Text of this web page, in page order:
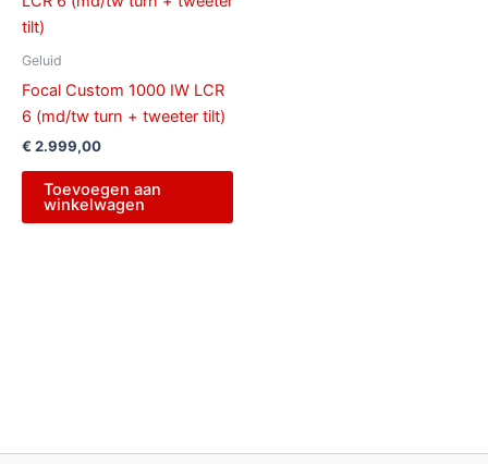
Geluid
Focal Custom 1000 IW LCR
6 (md/tw turn + tweeter tilt)
€ 2.999,00
Toevoegen aan
winkelwagen